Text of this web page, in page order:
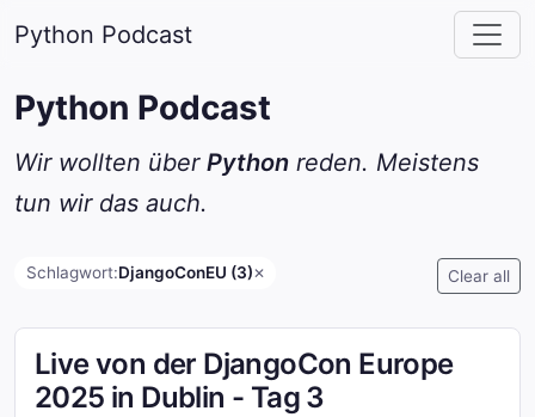
Python Podcast
Python Podcast
Wir wollten über Python reden. Meistens
tun wir das auch.
Schlagwort:DjangoConEU (3)✕ Clear all
Live von der DjangoCon Europe
2025 in Dublin - Tag 3